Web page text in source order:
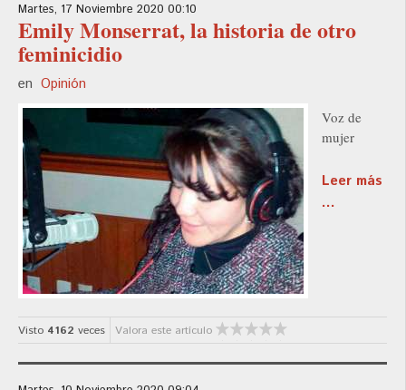
Martes, 17 Noviembre 2020 00:10
Emily Monserrat, la historia de otro
feminicidio
en Opinión
Voz de
mujer
Leer más
...
Visto 4162 veces Valora este artículo